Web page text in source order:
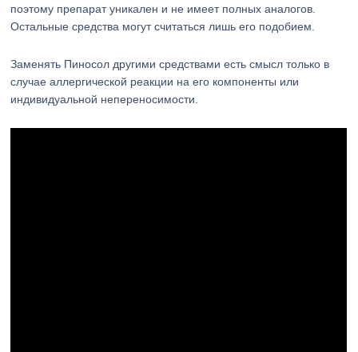
поэтому препарат уникален и не имеет полных аналогов.
Остальные средства могут считаться лишь его подобием.
Заменять Пиносол другими средствами есть смысл только в
случае аллергической реакции на его компоненты или
индивидуальной непереносимости.